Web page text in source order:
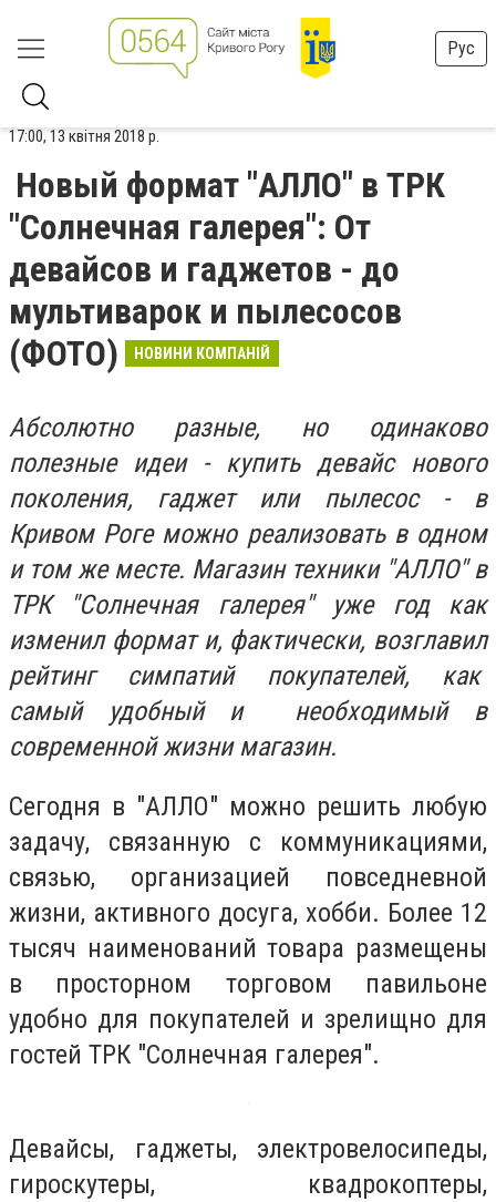
Рус
17:00, 13 квітня 2018 р.
Новый формат "АЛЛО" в ТРК
"Солнечная галерея": От
девайсов и гаджетов - до
мультиварок и пылесосов
(ФОТО)
НОВИНИ КОМПАНІЙ
Абсолютно разные, но одинаково
полезные идеи - купить девайс нового
поколения, гаджет или пылесос - в
Кривом Роге можно реализовать в одном
и том же месте. Магазин техники "АЛЛО" в
ТРК "Солнечная галерея" уже год как
изменил формат и, фактически, возглавил
рейтинг симпатий покупателей, как
самый удобный и необходимый в
современной жизни магазин.
Сегодня в "АЛЛО" можно решить любую
задачу, связанную с коммуникациями,
связью, организацией повседневной
жизни, активного досуга, хобби. Более 12
тысяч наименований товара размещены
в просторном торговом павильоне
удобно для покупателей и зрелищно для
гостей ТРК "Солнечная галерея".
Девайсы, гаджеты, электровелосипеды,
гироскутеры, квадрокоптеры,